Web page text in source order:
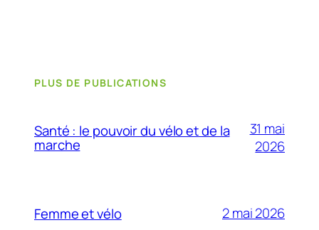
PLUS DE PUBLICATIONS
Santé : le pouvoir du vélo et de la
marche
31 mai
2026
Femme et vélo 2 mai 2026